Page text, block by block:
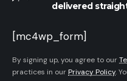
delivered
[mc4wp_form]
By signing up, you agree to our
practices in our Privacy Policy.